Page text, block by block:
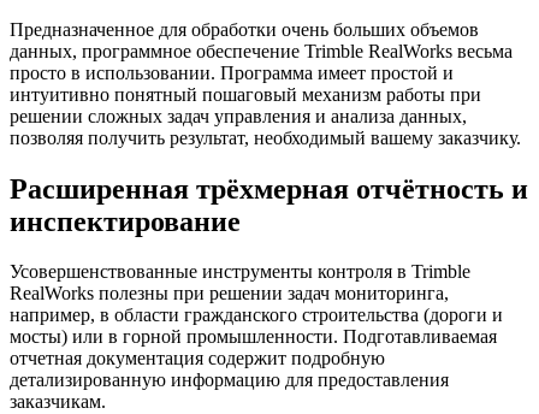
Предназначенное для обработки очень больших объемов
данных, программное обеспечение Trimble RealWorks весьма
просто в использовании. Программа имеет простой и
интуитивно понятный пошаговый механизм работы при
решении сложных задач управления и анализа данных,
позволяя получить результат, необходимый вашему заказчику.
Расширенная трёхмерная отчётность и
инспектирование
Усовершенствованные инструменты контроля в Trimble
RealWorks полезны при решении задач мониторинга,
например, в области гражданского строительства (дороги и
мосты) или в горной промышленности. Подготавливаемая
отчетная документация содержит подробную
детализированную информацию для предоставления
заказчикам.